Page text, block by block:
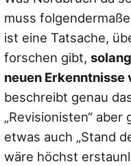
muss
ist eine Tatsache,
forschen gibt,
neuen
beschreibt genau
„Revisionisten“
etwas auch „Stand
wäre höchst